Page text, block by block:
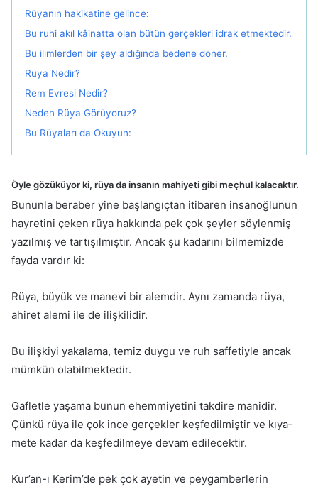
Rüyanın hakikatine gelince:
Bu ruhi akıl kâinatta olan bütün gerçekleri idrak etmektedir.
Bu ilimlerden bir şey aldığında bedene döner.
Rüya Nedir?
Rem Evresi Nedir?
Neden Rüya Görüyoruz?
Bu Rüyaları da Okuyun:
Öyle gözüküyor ki, rüya da insanın mahiyeti gi­bi meçhul kalacaktır.
Bununla beraber yine başlangıçtan itibaren insa­noğlunun
hayretini çeken rüya hakkında pek çok şeyler söylenmiş
yazıl­mış ve tartışılmıştır. Ancak şu kadarını bilmemizde
fayda vardır ki:
Rüya, büyük ve manevi bir alemdir. Aynı zamanda rüya,
ahiret ale­mi ile de ilişkilidir.
Bu ilişkiyi yakalama, temiz duygu ve ruh saffetiyle ancak
mümkün olabilmektedir.
Gafletle yaşama bunun ehemmiyetini takdire manidir.
Çünkü rüya ile çok ince gerçekler keşfedilmiştir ve kıya­
mete kadar da keşfedilmeye devam edilecektir.
Kur’an-ı Kerim’de pek çok ayetin ve peygamberlerin